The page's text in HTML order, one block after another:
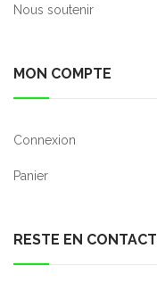
Nous soutenir
MON COMPTE
Connexion
Panier
RESTE EN CONTACT